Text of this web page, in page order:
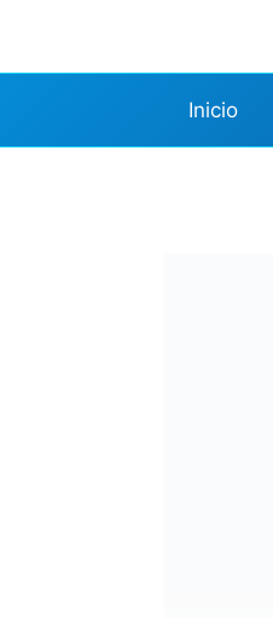
contenido
Inicio